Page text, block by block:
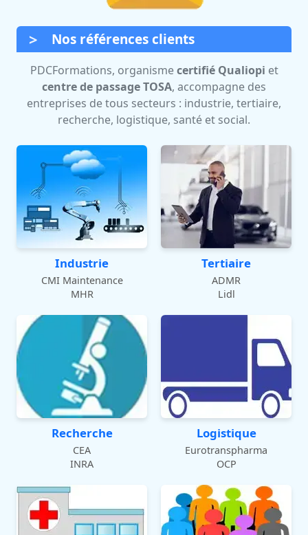
Nos références clients
PDCFormations, organismecertifié Qualiopi et
centre de passage TOSA, accompagne des
entreprises de tous secteurs : industrie, tertiaire,
recherche, logistique, santé et social.
Industrie
CMI Maintenance
MHR
Tertiaire
ADMR
Lidl
Recherche
CEA
INRA
Logistique
Eurotranspharma
OCP